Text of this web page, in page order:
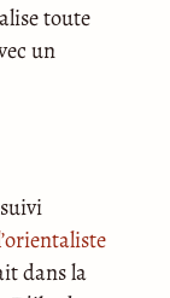
toute
un
dans la